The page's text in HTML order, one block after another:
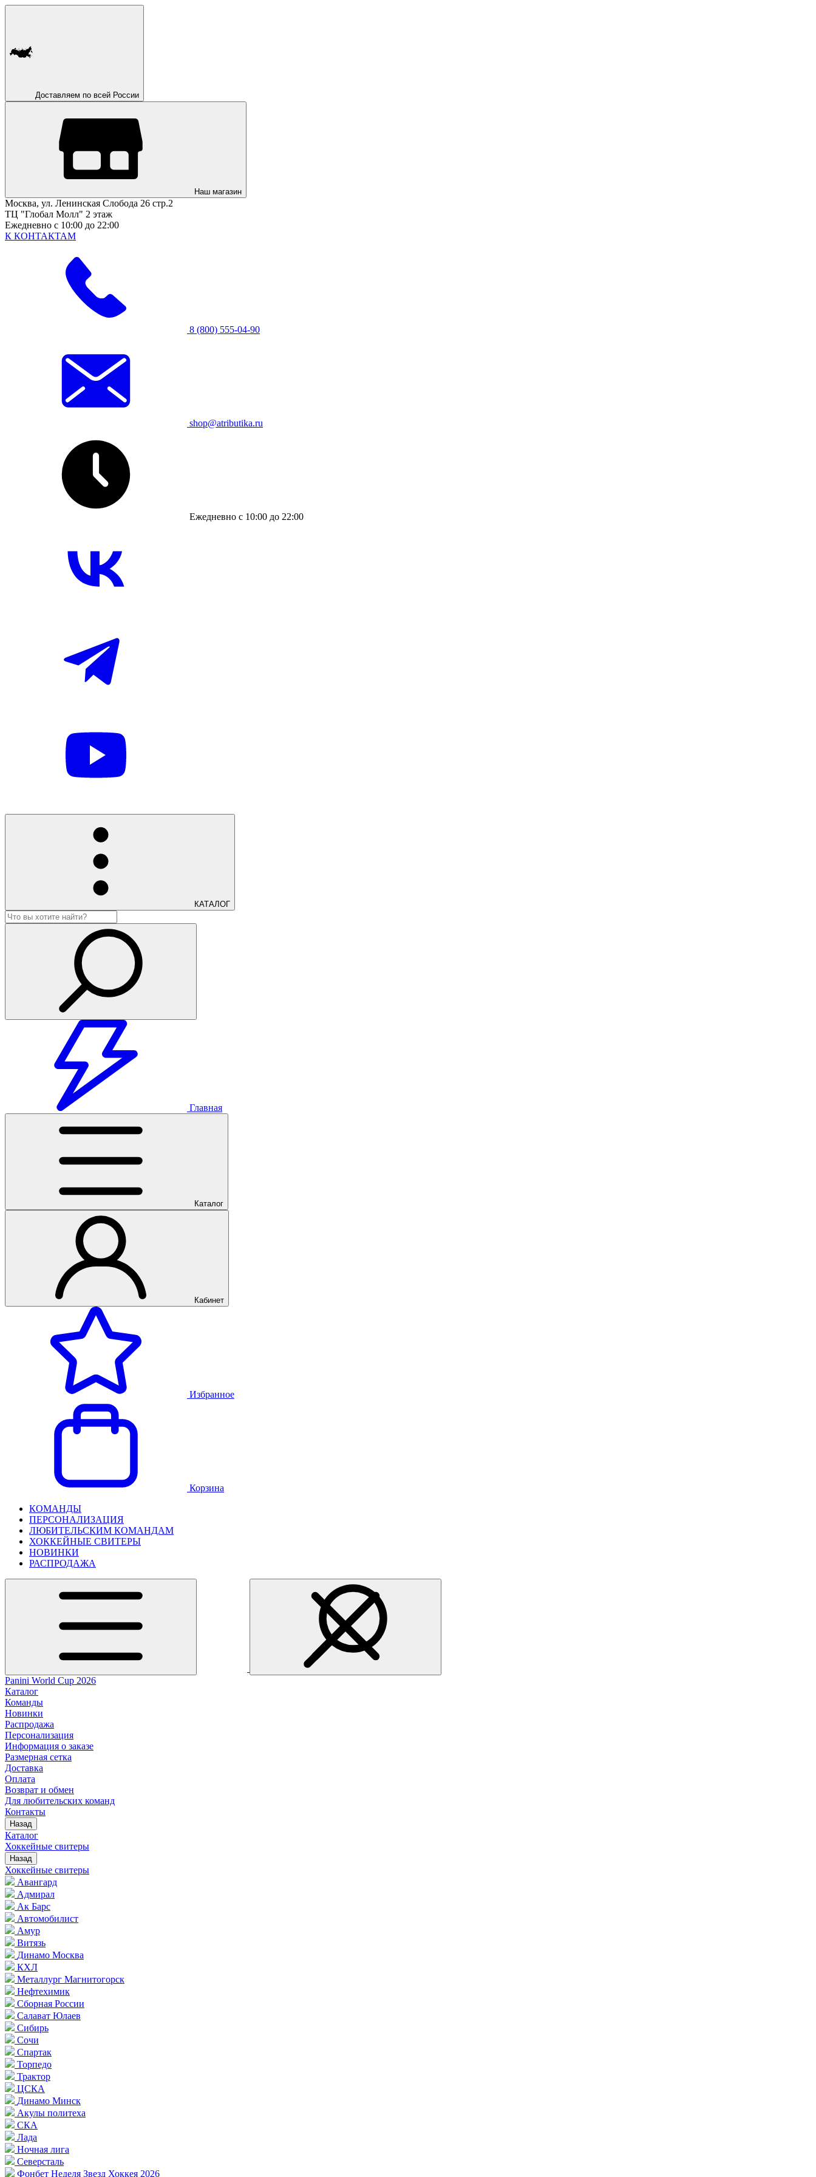
Доставляем по всей России
Наш магазин
Москва, ул. Ленинская Слобода 26 стр.2
ТЦ "Глобал Молл" 2 этаж
Ежедневно с 10:00 до 22:00
К КОНТАКТАМ
8 (800) 555-04-90
shop@atributika.ru
Ежедневно с 10:00 до 22:00
КАТАЛОГ
Главная
Каталог
Кабинет
Избранное
Корзина
КОМАНДЫ
ПЕРСОНАЛИЗАЦИЯ
ЛЮБИТЕЛЬСКИМ КОМАНДАМ
ХОККЕЙНЫЕ СВИТЕРЫ
НОВИНКИ
РАСПРОДАЖА
Panini World Cup 2026
Каталог
Команды
Новинки
Распродажа
Персонализация
Информация о заказе
Размерная сетка
Доставка
Оплата
Возврат и обмен
Для любительских команд
Контакты
Назад
Каталог
Хоккейные свитеры
Назад
Хоккейные свитеры
Авангард
Адмирал
Ак Барс
Автомобилист
Амур
Витязь
Динамо Москва
КХЛ
Металлург Магнитогорск
Нефтехимик
Сборная России
Салават Юлаев
Сибирь
Сочи
Спартак
Торпедо
Трактор
ЦСКА
Динамо Минск
Акулы политеха
СКА
Лада
Ночная лига
Северсталь
Фонбет Неделя Звезд Хоккея 2026